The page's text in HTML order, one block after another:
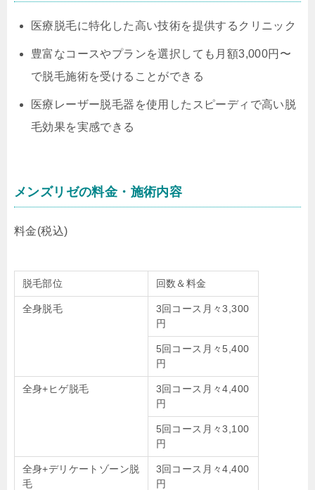
医療脱毛に特化した高い技術を提供するクリニック
豊富なコースやプランを選択しても月額3,000円〜
で脱毛施術を受けることができる
医療レーザー脱毛器を使用したスピーディで高い脱
毛効果を実感できる
メンズリゼの料金・施術内容
料金(税込)
脱毛部位 回数＆料金
全身脱毛
3回コース月々3,300
円
5回コース月々5,400
円
全身+ヒゲ脱毛
3回コース月々4,400
円
5回コース月々3,100
円
全身+デリケートゾーン脱
毛
3回コース月々4,400
円